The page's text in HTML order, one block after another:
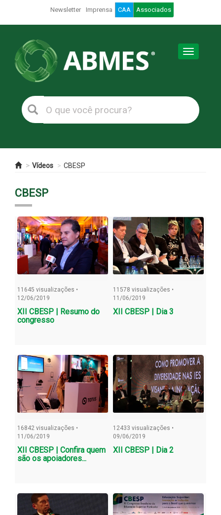
Newsletter Imprensa CAA Associados
Toggle
Vídeos CBESP
CBESP
11645 visualizações •
12/06/2019
XII CBESP | Resumo do
congresso
11578 visualizações •
11/06/2019
XII CBESP | Dia 3
16842 visualizações •
11/06/2019
XII CBESP | Confira quem
são os apoiadores...
12433 visualizações •
09/06/2019
XII CBESP | Dia 2